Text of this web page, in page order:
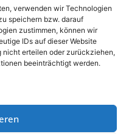
verwenden wir Technologien
speichern bzw. darauf
zustimmen, können wir
IDs auf dieser Website
nicht erteilen oder zurückziehen,
beeinträchtigt werden.